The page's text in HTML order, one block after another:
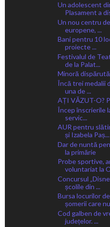
Un adolescent
Plasament a
Un nou centru
europene, ...
Bani pentru 10
proiecte ...
Festivalul de
de la Palat...
Minoră
Încă trei medalii
una de ...
AȚI VĂZUT-O?
Încep înscrierile
servic...
AUR pentru
și Izabela Paș...
Dar de nuntă
la primărie
Probe sportive,
voluntariat la
Concursul
școlile din ...
Bursa locurilor
șomerii care
Cod galben de
județelor. ...